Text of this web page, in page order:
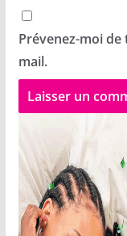
Prévenez-moi
mail.